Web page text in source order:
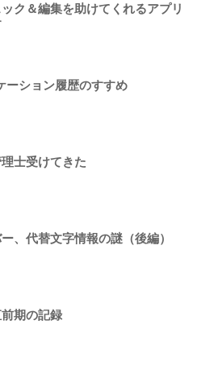
ク＆編集を助けてくれるアプリ
ーション履歴のすすめ
士受けてきた
、代替文字情報の謎（後編）
期の記録